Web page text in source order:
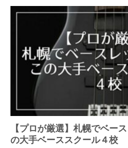
【プロが厳選】札幌でベー
の大手ベーススクール４校